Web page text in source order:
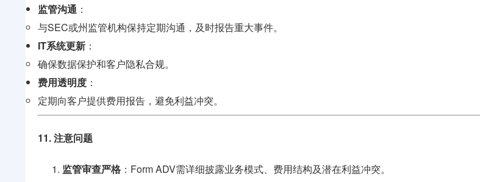
监管沟通 ：
与SEC或州监管机构保持定期沟通，及时报告重大事件。
IT系统更新 ：
确保数据保护和客户隐私合规。
费用透明度 ：
定期向客户提供费用报告，避免利益冲突。
11. 注意问题
监管审查严格 ：Form ADV需详细披露业务模式、费用结构及潜在利益冲突。